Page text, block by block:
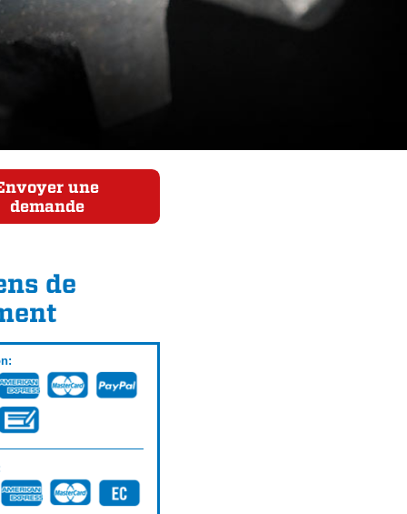
une
demande
de